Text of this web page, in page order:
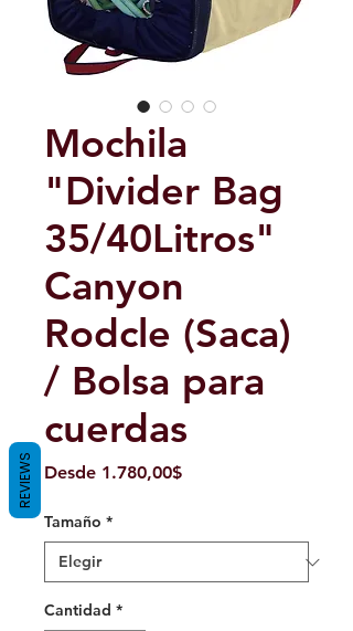
Mochila
"Divider Bag
35/40Litros"
Canyon
Rodcle (Saca)
/ Bolsa para
cuerdas
Desde 1.780,00$Precio
Tamaño *
Cantidad *
REVIEWS